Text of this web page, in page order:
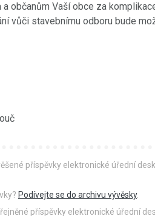
a občanům Vaší obce za
vůči stavebnímu odboru bude
příspěvky elektronické úřední
Podívejte se do archivu vývěsky.
příspěvky elektronické úřední